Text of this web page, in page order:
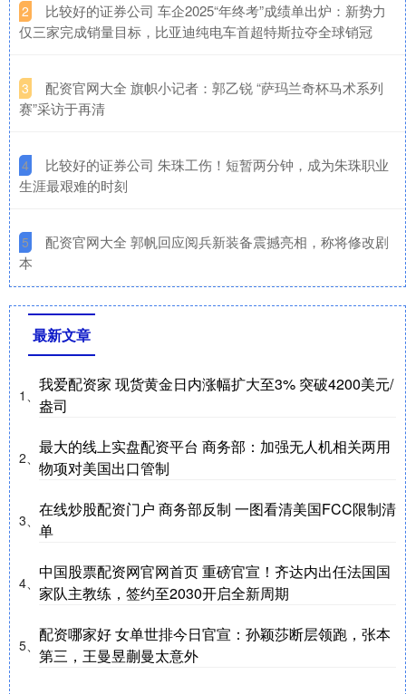
2
​比较好的证券公司 车企2025“年终考”成绩单出炉：新势力
仅三家完成销量目标，比亚迪纯电车首超特斯拉夺全球销冠
3
​配资官网大全 旗帜小记者：郭乙锐 “萨玛兰奇杯马术系列
赛”采访于再清
4
​比较好的证券公司 朱珠工伤！短暂两分钟，成为朱珠职业
生涯最艰难的时刻
5
​配资官网大全 郭帆回应阅兵新装备震撼亮相，称将修改剧
本
最新文章
1、
我爱配资家 现货黄金日内涨幅扩大至3% 突破4200美元/
盎司
2、
最大的线上实盘配资平台 商务部：加强无人机相关两用
物项对美国出口管制
3、
在线炒股配资门户 商务部反制 一图看清美国FCC限制清
单
4、
中国股票配资网官网首页 重磅官宣！齐达内出任法国国
家队主教练，签约至2030开启全新周期
5、
配资哪家好 女单世排今日官宣：孙颖莎断层领跑，张本
第三，王曼昱蒯曼太意外